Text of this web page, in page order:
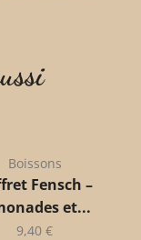
Boissons
Fensch –
et...
9,40 €